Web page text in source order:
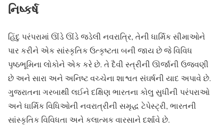
નિષ્કર્ષ
હિંદુ પરંપરામાં ઊંડે ઊંડે જડેલી નવરાત્રિ, તેની ધાર્મિક સીમાઓને
પાર કરીને એક સાંસ્કૃતિક ઉત્કૃષ્ટતા બની જાય છે જે વિવિધ
પૃષ્ઠભૂમિના લોકોને એક કરે છે. તે દૈવી સ્ત્રીની ઊર્જાની ઉજવણી
છે અને સારા અને અનિષ્ટ વચ્ચેના શાશ્વત સંઘર્ષની યાદ અપાવે છે.
ગુજરાતના ગરબાથી લઈને દક્ષિણ ભારતના કોલુ સુધીની પરંપરાઓ
અને ધાર્મિક વિધિઓની નવરાત્રીની સમૃદ્ધ ટેપેસ્ટ્રી, ભારતની
સાંસ્કૃતિક વિવિધતા અને કલાત્મક વારસાને દર્શાવે છે.